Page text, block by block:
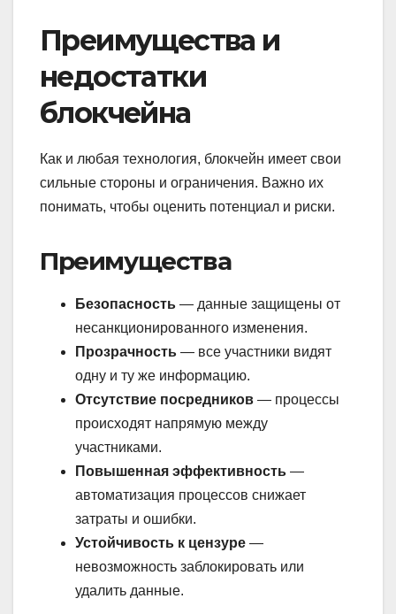
Преимущества и
недостатки
блокчейна
Как и любая технология, блокчейн имеет свои
сильные стороны и ограничения. Важно их
понимать, чтобы оценить потенциал и риски.
Преимущества
Безопасность — данные защищены от
несанкционированного изменения.
Прозрачность — все участники видят
одну и ту же информацию.
Отсутствие посредников — процессы
происходят напрямую между
участниками.
Повышенная эффективность —
автоматизация процессов снижает
затраты и ошибки.
Устойчивость к цензуре —
невозможность заблокировать или
удалить данные.